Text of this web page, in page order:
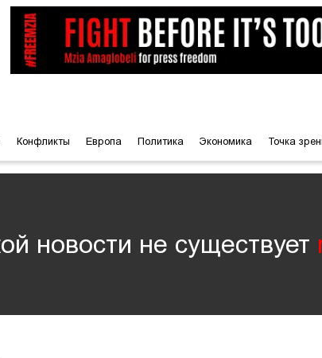
Конфликты Европа Политика Экономика Точка
новости не существует